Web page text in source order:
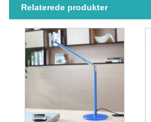
Relaterede produkter